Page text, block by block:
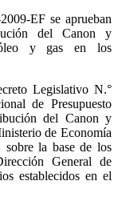
EF se aprueban
del Canon y
y gas en los
Legislativo N.°
de Presupuesto
del Canon y
de Economía
sobre la base de los
General de
establecidos en el